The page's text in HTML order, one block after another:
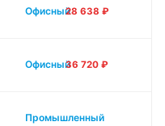
Офисный28 638 ₽
Офисный36 720 ₽
Промышленный